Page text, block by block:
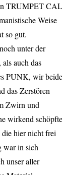
TRUMPET
Weise
so gut.
unter der
auch das
PUNK, wir beide
das Zerstören
Zwirn und
wirkend schöpfte
hier nicht frei
war in sich
unser aller